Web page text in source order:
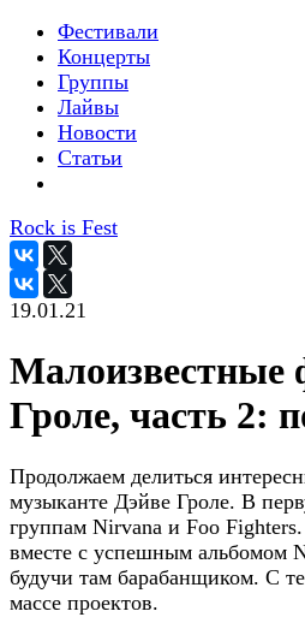
Фестивали
Концерты
Группы
Лайвы
Новости
Статьи
Rock is Fest
19.01.21
Малоизвестные
Гроле, часть 2:
Продолжаем делиться
музыканте Дэйве Гроле. В
группам Nirvana и Foo
вместе с успешным альбомом
будучи там барабанщиком. С
массе проектов.